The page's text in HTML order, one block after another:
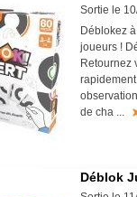
Sortie le
Déblokez
joueurs !
Retournez
de cha ...
Déblok